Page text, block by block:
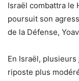
Israël combattra le
poursuit son
de la Défense,
En Israël,
riposte plus